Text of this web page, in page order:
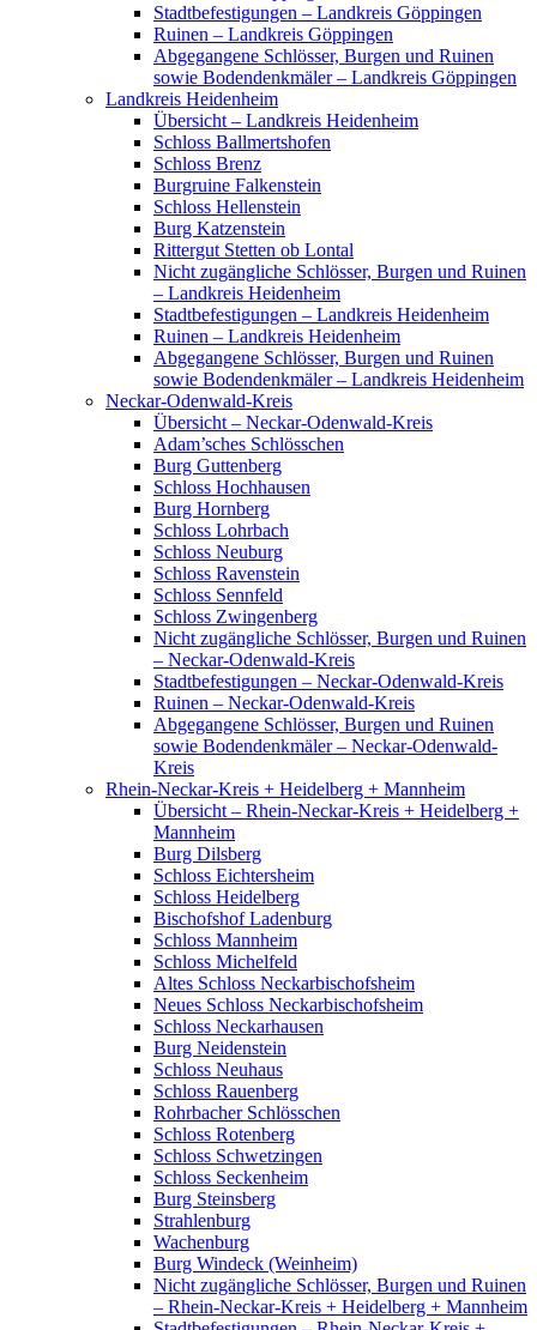
Stadtbefestigungen – Landkreis Göppingen
Ruinen – Landkreis Göppingen
Abgegangene Schlösser, Burgen und Ruinen
sowie Bodendenkmäler – Landkreis Göppingen
Landkreis Heidenheim
Übersicht – Landkreis Heidenheim
Schloss Ballmertshofen
Schloss Brenz
Burgruine Falkenstein
Schloss Hellenstein
Burg Katzenstein
Rittergut Stetten ob Lontal
Nicht zugängliche Schlösser, Burgen und Ruinen
– Landkreis Heidenheim
Stadtbefestigungen – Landkreis Heidenheim
Ruinen – Landkreis Heidenheim
Abgegangene Schlösser, Burgen und Ruinen
sowie Bodendenkmäler – Landkreis Heidenheim
Neckar-Odenwald-Kreis
Übersicht – Neckar-Odenwald-Kreis
Adam’sches Schlösschen
Burg Guttenberg
Schloss Hochhausen
Burg Hornberg
Schloss Lohrbach
Schloss Neuburg
Schloss Ravenstein
Schloss Sennfeld
Schloss Zwingenberg
Nicht zugängliche Schlösser, Burgen und Ruinen
– Neckar-Odenwald-Kreis
Stadtbefestigungen – Neckar-Odenwald-Kreis
Ruinen – Neckar-Odenwald-Kreis
Abgegangene Schlösser, Burgen und Ruinen
sowie Bodendenkmäler – Neckar-Odenwald-
Kreis
Rhein-Neckar-Kreis + Heidelberg + Mannheim
Übersicht – Rhein-Neckar-Kreis + Heidelberg +
Mannheim
Burg Dilsberg
Schloss Eichtersheim
Schloss Heidelberg
Bischofshof Ladenburg
Schloss Mannheim
Schloss Michelfeld
Altes Schloss Neckarbischofsheim
Neues Schloss Neckarbischofsheim
Schloss Neckarhausen
Burg Neidenstein
Schloss Neuhaus
Schloss Rauenberg
Rohrbacher Schlösschen
Schloss Rotenberg
Schloss Schwetzingen
Schloss Seckenheim
Burg Steinsberg
Strahlenburg
Wachenburg
Burg Windeck (Weinheim)
Nicht zugängliche Schlösser, Burgen und Ruinen
– Rhein-Neckar-Kreis + Heidelberg + Mannheim